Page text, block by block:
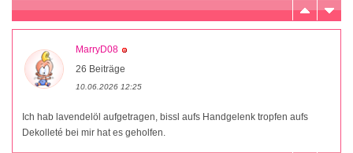
MarryD08
26 Beiträge
10.06.2026 12:25
Ich hab lavendelöl aufgetragen, bissl aufs Handgelenk tropfen aufs
Dekolleté bei mir hat es geholfen.